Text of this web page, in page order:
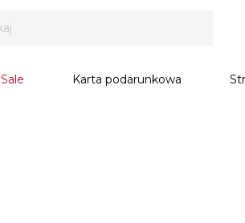
Sale Karta podarunkowa